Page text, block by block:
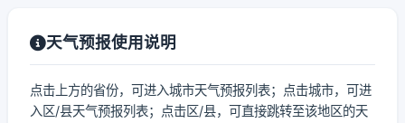
天气预报使用说明
点击上方的省份，可进入城市天气预报列表；点击城市，可进
入区/县天气预报列表；点击区/县，可直接跳转至该地区的天